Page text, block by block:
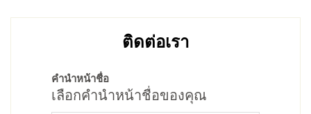
ติดต่อเรา
คำนำหน้าชื่อ
เลือกคำนำหน้าชื่อของคุณ